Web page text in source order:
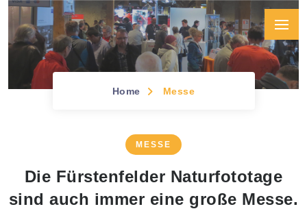
Home Messe
MESSE
Die Fürstenfelder Naturfototage
sind auch immer eine große Messe.